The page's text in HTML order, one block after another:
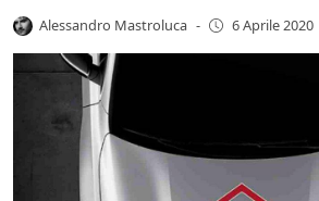
Alessandro Mastroluca - 6 Aprile 2020